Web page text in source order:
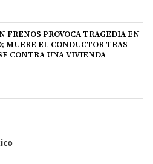
FRENOS PROVOCA TRAGEDIA EN
MUERE EL CONDUCTOR TRAS
CONTRA UNA VIVIENDA